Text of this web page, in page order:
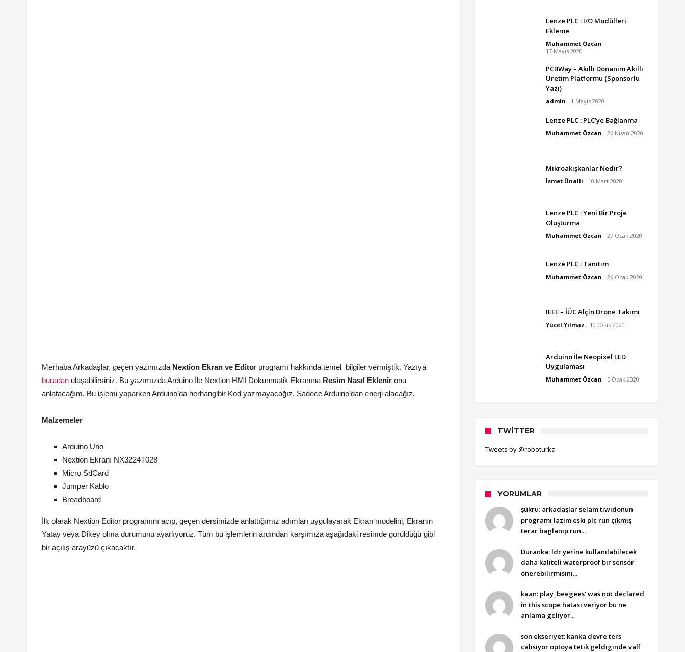
Merhaba Arkadaşlar, geçen yazımızda Nextion Ekran ve Editor programı hakkında temel bilgiler vermiştik. Yazıya
buradan ulaşabilirsiniz. Bu yazımızda Arduino İle Nextion HMI Dokunmatik Ekranına Resim Nasıl Eklenir onu
anlatacağım. Bu işlemi yaparken Arduino’da herhangibir Kod yazmayacağız. Sadece Arduino’dan enerji alacağız.
Malzemeler
Arduino Uno
Nextion Ekranı NX3224T028
Micro SdCard
Jumper Kablo
Breadboard
İlk olarak Nextion Editor programını acıp, geçen dersimizde anlattığımız adımları uygulayarak Ekran modelini, Ekranın
Yatay veya Dikey olma durumunu ayarlıyoruz. Tüm bu işlemlerin ardından karşımıza aşağıdaki resimde görüldüğü gibi
bir açılış arayüzü çıkacaktır.
Lenze PLC : I/O Modülleri
Ekleme
Muhammet Özcan
17 Mayıs 2020
PCBWay – Akıllı Donanım Akıllı
Üretim Platformu (Sponsorlu
Yazı)
admin 1 Mayıs 2020
Lenze PLC : PLC’ye Bağlanma
Muhammet Özcan 26 Nisan 2020
Mikroakışkanlar Nedir?
İsmet Ünallı 10 Mart 2020
Lenze PLC : Yeni Bir Proje
Oluşturma
Muhammet Özcan 27 Ocak 2020
Lenze PLC : Tanıtım
Muhammet Özcan 26 Ocak 2020
IEEE – İÜC Alçin Drone Takımı
Yücel Yılmaz 10 Ocak 2020
Arduino İle Neopixel LED
Uygulaması
Muhammet Özcan 5 Ocak 2020
TWITTER
Tweets by @roboturka
YORUMLAR
şükrü: arkadaşlar selam tiwidonun
programı lazım eski plc run çıkmış
terar baglanıp run...
Duranka: ldr yerine kullanılabilecek
daha kaliteli waterproof bir sensör
önerebilirmisini...
kaan: play_beegees' was not declared
in this scope hatası veriyor bu ne
anlama geliyor...
son ekserıyet: kanka devre ters
calısıyor optoya tetık geldıgınde valf